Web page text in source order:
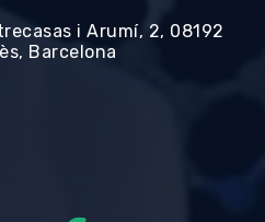
i Arumí, 2, 08192
Barcelona